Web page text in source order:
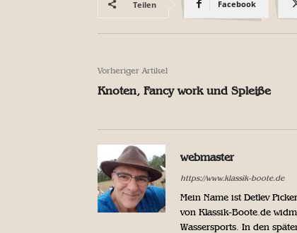
Teilen Facebook
Vorheriger Artikel
Knoten, Fancy work und Spleiße
webmaster
https://www.klassik-boote.de
Mein Name ist Detlev
von Klassik-Boote.de
Wassersports. In den